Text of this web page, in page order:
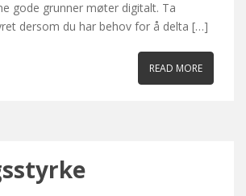
gode grunner møter digitalt. Ta
dersom du har behov for å delta […]
READ MORE